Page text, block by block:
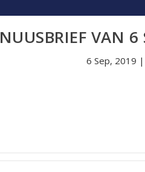
NUUSBRIEF VAN 6
6 Sep, 2019 |